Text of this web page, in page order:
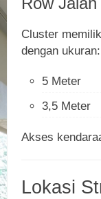
Cluster
dengan ukuran:
5 Meter
3,5 Meter
Akses
Lokasi